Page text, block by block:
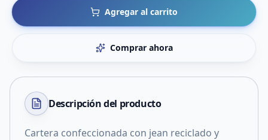
Agregar al carrito
Comprar ahora
Descripción del producto
Cartera confeccionada con jean reciclado y